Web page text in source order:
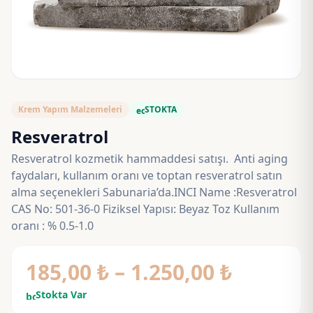
Krem Yapım Malzemeleri ecoSTOKTA
Resveratrol
Resveratrol kozmetik hammaddesi satışı. Anti aging
faydaları, kullanım oranı ve toptan resveratrol satın
alma seçenekleri Sabunaria’da.INCI Name :Resveratrol
CAS No: 501-36-0 Fiziksel Yapısı: Beyaz Toz Kullanım
oranı : % 0.5-1.0
185,00 ₺ – 1.250,00 ₺Fiyat
boltStokta Var